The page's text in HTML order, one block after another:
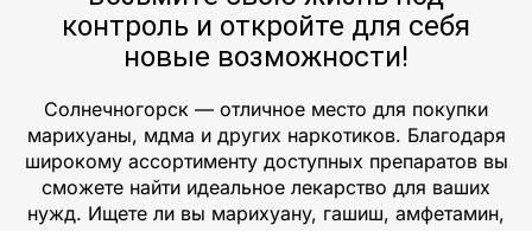
контроль и откройте для себя
новые возможности!
Солнечногорск — отличное место для покупки
марихуаны, мдма и других наркотиков. Благодаря
широкому ассортименту доступных препаратов вы
сможете найти идеальное лекарство для ваших
нужд. Ищете ли вы марихуану, гашиш, амфетамин,